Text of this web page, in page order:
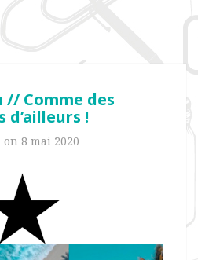
// Comme des
d’ailleurs !
on 8 mai 2020